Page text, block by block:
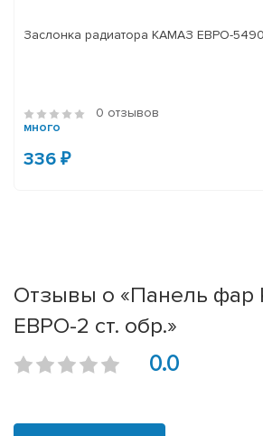
Заслонка радиатора КАМАЗ ЕВРО-
0 отзывов
много
336 ₽
Отзывы о «Панель
ЕВРО-2 ст. обр.»
0.0